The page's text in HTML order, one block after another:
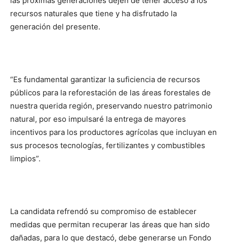
recursos naturales que tiene y ha disfrutado la
generación del presente.
“Es fundamental garantizar la suficiencia de recursos
públicos para la reforestación de las áreas forestales de
nuestra querida región, preservando nuestro patrimonio
natural, por eso impulsaré la entrega de mayores
incentivos para los productores agrícolas que incluyan en
sus procesos tecnologías, fertilizantes y combustibles
limpios”.
La candidata refrendó su compromiso de establecer
medidas que permitan recuperar las áreas que han sido
dañadas, para lo que destacó, debe generarse un Fondo